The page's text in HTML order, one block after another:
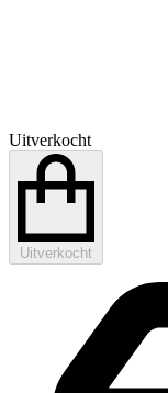
Uitverkocht
Uitverkocht